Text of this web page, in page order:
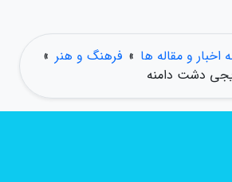
اخبار و مقاله ها » فرهنگ و هنر »
دشت دامنه